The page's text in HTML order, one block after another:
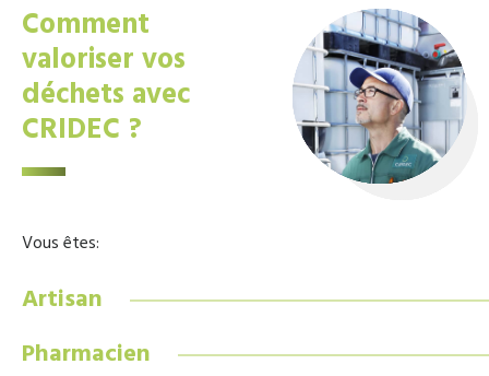
Comment
valoriser vos
déchets avec
CRIDEC ?
Vous êtes:
Artisan
Pharmacien